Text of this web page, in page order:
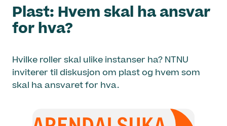
Plast: Hvem skal ha ansvar
for hva?
Hvilke roller skal ulike instanser ha? NTNU
inviterer til diskusjon om plast og hvem som
skal ha ansvaret for hva.